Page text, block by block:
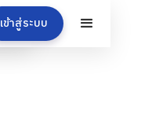
เข้าสู่ระบบ